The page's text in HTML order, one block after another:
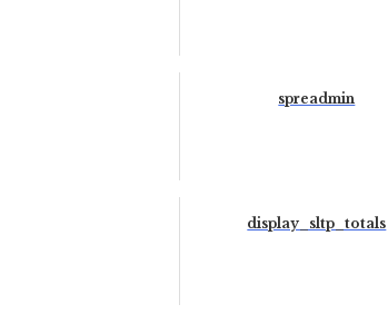
spreadmin
display_sltp_totals